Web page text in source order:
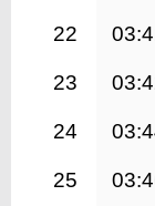
22
23
24
25